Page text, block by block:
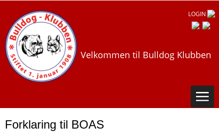
LOGIN
Velkommen til Bulldog Klubben
Forklaring til BOAS